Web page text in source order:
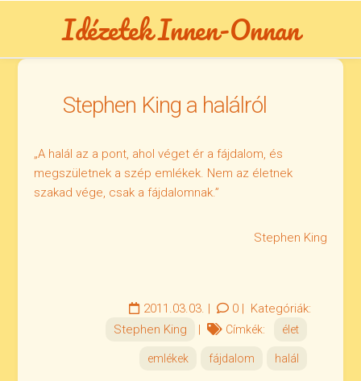
Idézetek Innen-Onnan
Stephen King a halálról
„A halál az a pont, ahol véget ér a fájdalom, és
megszületnek a szép emlékek. Nem az életnek
szakad vége, csak a fájdalomnak.”
Stephen King
2011.03.03. | 0| Kategóriák:
Stephen King
| Címkék: élet
emlékek fájdalom halál